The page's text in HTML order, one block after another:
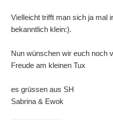
Vielleicht trifft man sich ja mal
bekanntlich klein:).
Nun wünschen wir euch noch
Freude am kleinen Tux
es grüssen aus SH
Sabrina & Ewok